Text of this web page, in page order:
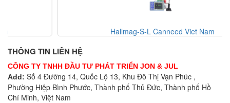
Hallmag-S-L Canneed Viet Nam
THÔNG TIN LIÊN HỆ
CÔNG TY TNHH ĐẦU TƯ PHÁT TRIỂN JON & JUL
Add: Số 4 Đường 14, Quốc Lộ 13, Khu Đô Thị Vạn Phúc ,
Phường Hiệp Bình Phước, Thành phố Thủ Đức, Thành phố Hồ
Chí Minh, Việt Nam